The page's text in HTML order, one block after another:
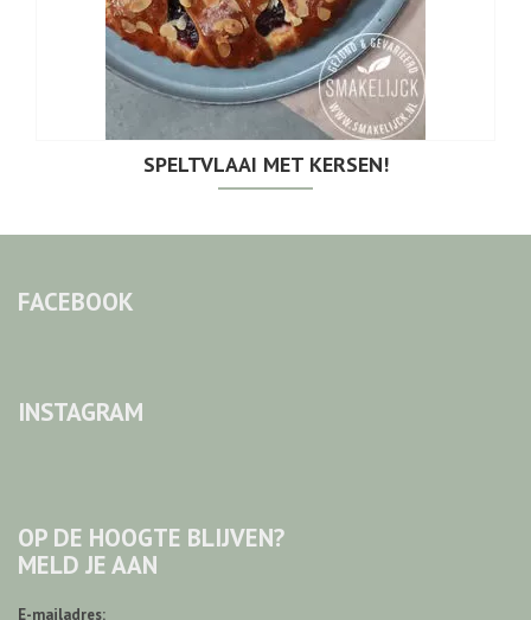
SPELTVLAAI MET KERSEN!
FACEBOOK
INSTAGRAM
OP DE HOOGTE BLIJVEN?
MELD JE AAN
E-mailadres: